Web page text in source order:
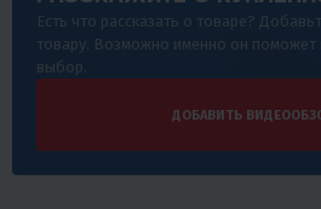
Есть что рассказать о товаре?
товару. Возможно именно он поможет
выбор.
ДОБАВИТЬ